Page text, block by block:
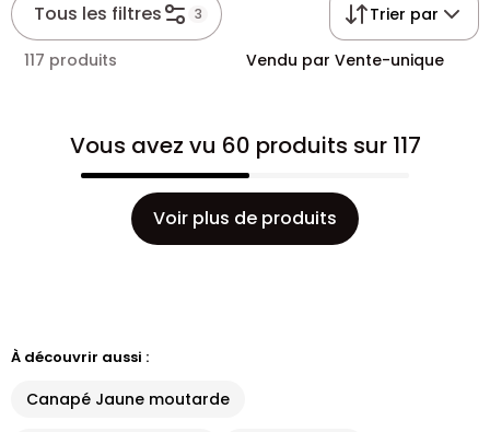
Tous les filtres 3 Trier par
117 produits Vendu par Vente-unique
Vous avez vu 60 produits sur 117
Voir plus de produits
À découvrir aussi :
Canapé Jaune moutarde